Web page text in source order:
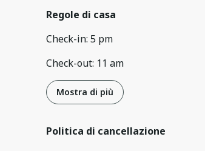
Regole di casa
Check-in: 5 pm
Check-out: 11 am
Mostra di più
Politica di cancellazione